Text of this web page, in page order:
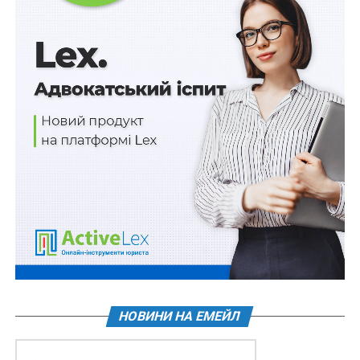
З презентації склалося враження, що проблеми в
українській судовій системі полягають саме в
структурній площині: «забагато судів – забагато
проблем». Проте кількість судів і їх інстанційна
ієрархія насправді не мають визначального впливу на
доступ до правосуддя та його якість.
Реалізація концепції призведе допорушення права
на справедливий суд через недотримання розумних
з причини неминучого
поглиблення кадрової кризи та можливого колапсу
усієї системи правосуддя тощо.
Ліквідація спеціалізованих судівсуперечить
загальносвітовим тенденціям щодо покращення
спеціалізованих судів є об’єктивною необхідністю,
НОВИНИ НА ЕМЕЙЛ